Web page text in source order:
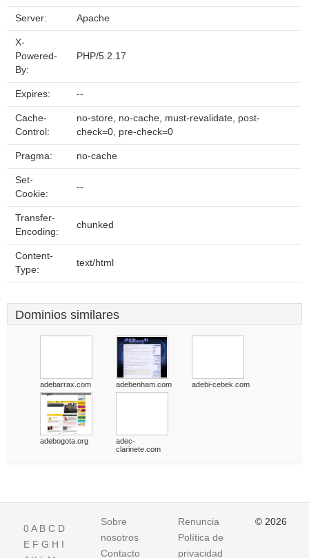
Server: Apache
X-
Powered-
By:
PHP/5.2.17
Expires: --
Cache-
Control:
no-store, no-cache, must-revalidate, post-
check=0, pre-check=0
Pragma: no-cache
Set-
Cookie:
--
Transfer-
Encoding:
chunked
Content-
Type:
text/html
Dominios similares
adebarrax.com adebenham.com adebi-cebek.com
adebogota.org
adec-
clarinete.com
0A B C D
E F G H I
Sobre
nosotros
Contacto
Renuncia
Política de
privacidad
© 2026